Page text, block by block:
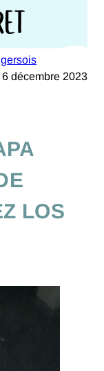
6 décembre 2023
LOS